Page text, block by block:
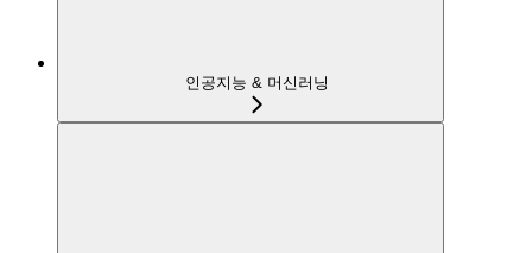
인공지능 & 머신러닝